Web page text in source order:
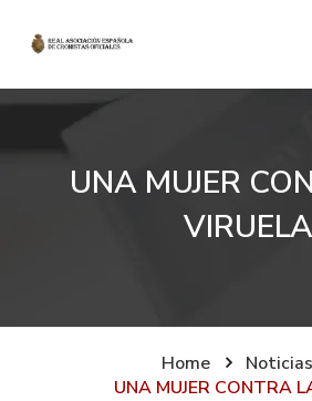
UNA MUJER
VIRUELA
Home
Noticias
UNA MUJER CONTRA